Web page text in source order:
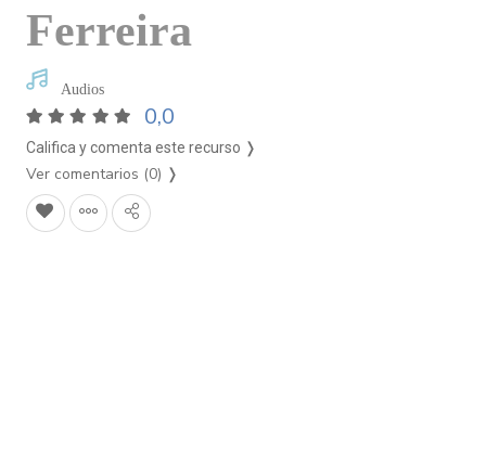
Ferreira
Audios
0,0
Califica y comenta este recurso ❭
Ver comentarios (0) ❭